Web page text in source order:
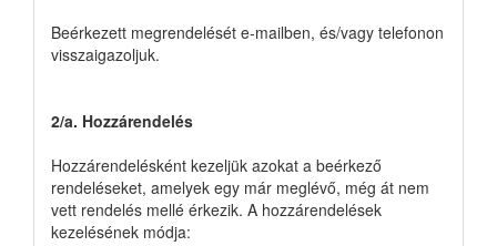
Beérkezett megrendelését e-mailben, és/vagy telefonon
visszaigazoljuk.
2/a. Hozzárendelés
Hozzárendelésként kezeljük azokat a beérkező
rendeléseket, amelyek egy már meglévő, még át nem
vett rendelés mellé érkezik. A hozzárendelések
kezelésének módja: